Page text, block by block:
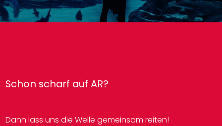
Schon scharf auf AR?
Dann lass uns die Welle gemeinsam reiten!